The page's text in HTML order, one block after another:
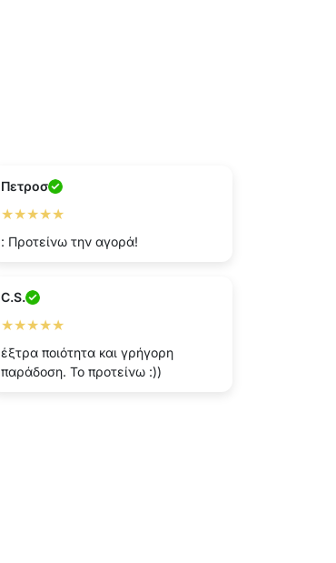
Πετροσ
★★★★★
: Προτείνω την αγορά!
C.S.
★★★★★
έξτρα ποιότητα και γρήγορη
παράδοση. Το προτείνω :))